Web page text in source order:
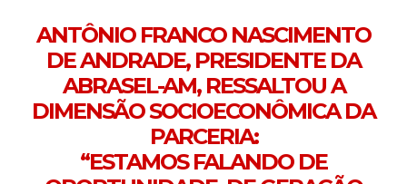
ANTÔNIO FRANCO NASCIMENTO
DE ANDRADE, PRESIDENTE DA
ABRASEL-AM, RESSALTOU A
DIMENSÃO SOCIOECONÔMICA DA
PARCERIA:
“ESTAMOS FALANDO DE